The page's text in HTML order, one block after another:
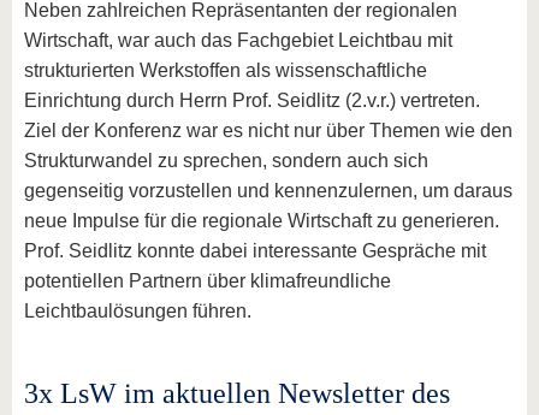
Neben zahlreichen Repräsentanten der regionalen
Wirtschaft, war auch das Fachgebiet Leichtbau mit
strukturierten Werkstoffen als wissenschaftliche
Einrichtung durch Herrn Prof. Seidlitz (2.v.r.) vertreten.
Ziel der Konferenz war es nicht nur über Themen wie den
Strukturwandel zu sprechen, sondern auch sich
gegenseitig vorzustellen und kennenzulernen, um daraus
neue Impulse für die regionale Wirtschaft zu generieren.
Prof. Seidlitz konnte dabei interessante Gespräche mit
potentiellen Partnern über klimafreundliche
Leichtbaulösungen führen.
3x LsW im aktuellen Newsletter des